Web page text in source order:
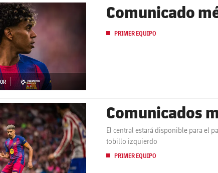
asistencia
Comunicado
PRIMER EQUIPO
Comunicados
El central estará disponible para el
tobillo izquierdo
PRIMER EQUIPO